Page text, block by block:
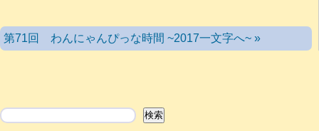
第71回 わんにゃんぴっな時間 ~2017一文字へ~ »
検索 検索